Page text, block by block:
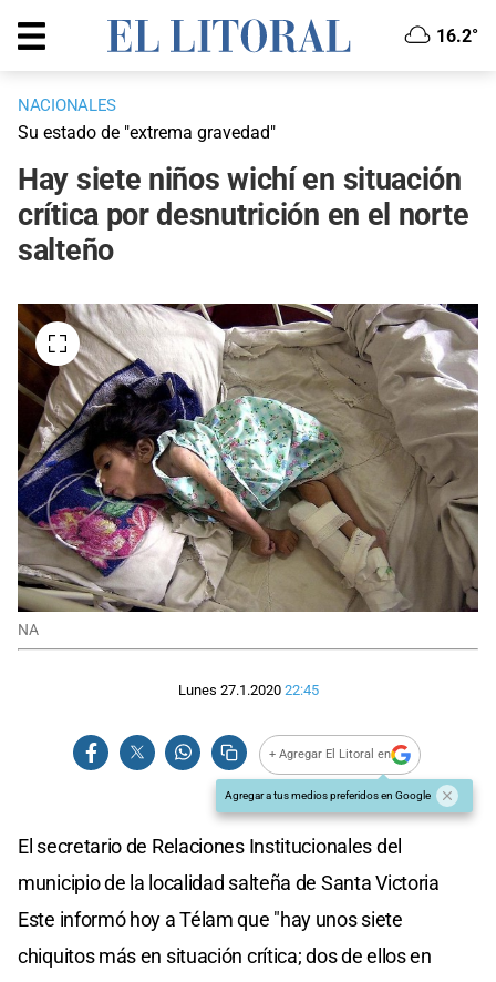
16.2°
NACIONALES
Su estado de "extrema gravedad"
Hay siete niños wichí en situación
crítica por desnutrición en el norte
salteño
NA
Lunes 27.1.2020 22:45
+ Agregar El Litoral en
Agregar a tus medios preferidos en Google
El secretario de Relaciones Institucionales del
municipio de la localidad salteña de Santa Victoria
Este informó hoy a Télam que "hay unos siete
chiquitos más en situación crítica; dos de ellos en